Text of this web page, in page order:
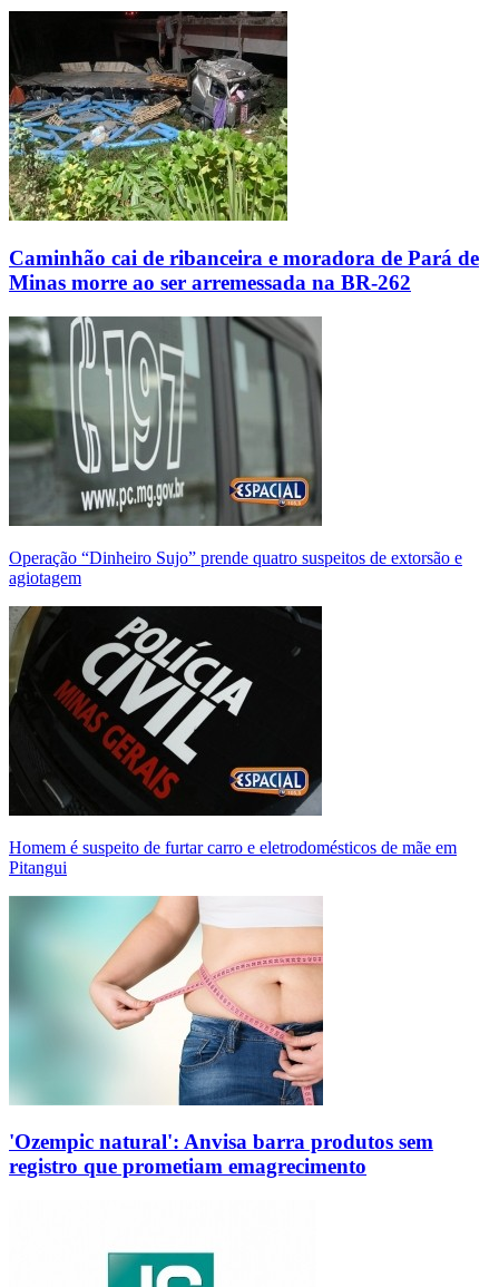
Caminhão cai de ribanceira e moradora de Pará de
Minas morre ao ser arremessada na BR-262
Operação “Dinheiro Sujo” prende quatro suspeitos de extorsão e
agiotagem
Homem é suspeito de furtar carro e eletrodomésticos de mãe em
Pitangui
'Ozempic natural': Anvisa barra produtos sem
registro que prometiam emagrecimento